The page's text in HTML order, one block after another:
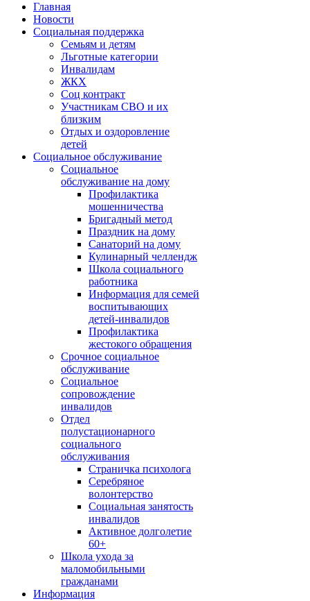
Главная
Новости
Социальная поддержка
Семьям и детям
Льготные категории
Инвалидам
ЖКХ
Соц контракт
Участникам СВО и их
близким
Отдых и оздоровление
детей
Социальное обслуживание
Социальное
обслуживание на дому
Профилактика
мошенничества
Бригадный метод
Праздник на дому
Санаторий на дому
Кулинарный челлендж
Школа социального
работника
Информация для семей
воспитывающих
детей-инвалидов
Профилактика
жестокого обращения
Срочное социальное
обслуживание
Социальное
сопровождение
инвалидов
Отдел
полустационарного
социального
обслуживания
Страничка психолога
Серебряное
волонтерство
Социальная занятость
инвалидов
Активное долголетие
60+
Школа ухода за
маломобильными
гражданами
Информация